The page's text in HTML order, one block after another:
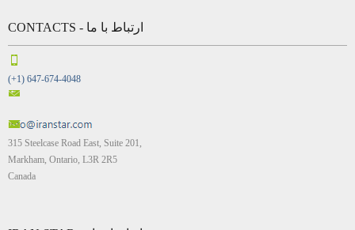
CONTACTS - ارتباط با ما
(+1) 647-674-4048
315 Steelcase Road East, Suite 201,
Markham, Ontario, L3R 2R5
Canada